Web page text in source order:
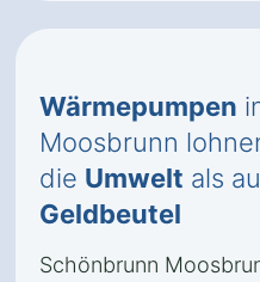
Wärmepumpen
Moosbrunn
die Umwelt als
Geldbeutel
Schönbrunn